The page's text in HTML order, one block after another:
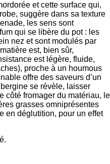
et cette surface qui,
suggère dans sa texture
les sens sont
qui se libère du pot : les
nez et sont modulés par
est, bien sûr,
est légère, fluide,
proche à un houmous
offre des saveurs d’un
se révèle, laisser
côté fromager du matériau, le
grasses omniprésentes
en déglutition, pour un effet